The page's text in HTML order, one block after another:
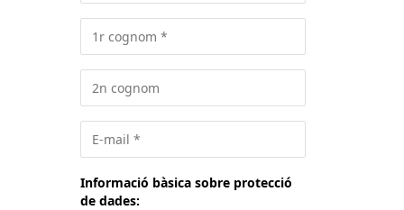
Informació bàsica sobre protecció
de dades: